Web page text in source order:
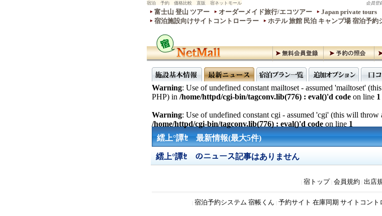
宿泊 予約 価格比較 直販 宿ネットモール 会員登
富士山 登山 ツアー オーダーメイド旅行/エコツアー
Japan private tours
宿泊施設向けサイトコントローラー
ホテル 旅館 民泊 キャンプ場 宿泊予約
Warning: Use of undefined constant mailtoset - assumed 'mailtoset'
PHP) in /home/httpd/cgi-bin/tagconv.lib(776) : eval()'d code on line 1
Warning: Use of undefined constant cgi - assumed 'cgi' (this will
/home/httpd/cgi-bin/tagconv.lib(776) : eval()'d code on line 1
繧上°譚ｾ 最新情報(最大5件)
繧上°譚ｾ のニュース記事はありません
宿トップ 会員規約 出店
宿泊予約システム 宿帳くん 予約サイト 在庫同期 サイトコント